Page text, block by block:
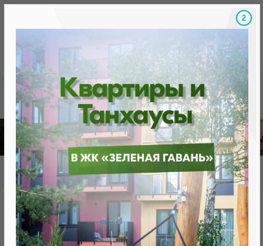
Скидки на новостройки, бонусы Готовые
Главная База новостроек Минска «Минск Мир»
25.11 "Киото" квартал «Азия»
25.11 "Киото" квартал «Азия»
нет в продаже
1